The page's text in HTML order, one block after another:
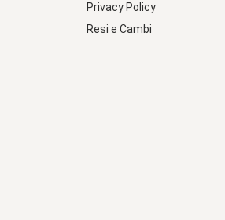
Privacy Policy
Resi e Cambi